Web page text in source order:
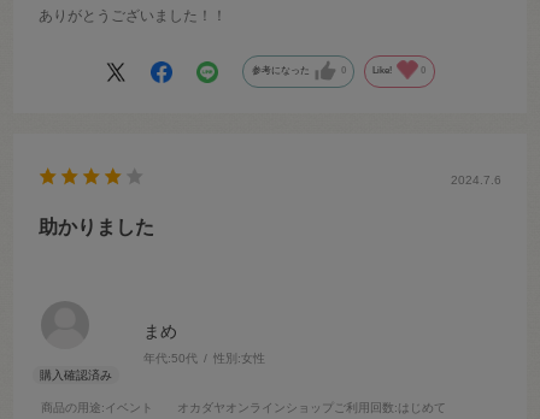
ありがとうございました！！
参考になった 0 Like! 0
まめ
年代:50代 性別:女性
商品の用途:イベント オカダヤオンラインショップご利用回数:はじめて
2024.7.6
助かりました